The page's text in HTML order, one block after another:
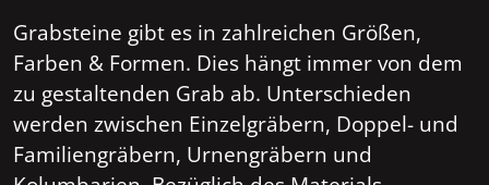
Grabsteine gibt es in zahlreichen Größen,
Farben & Formen. Dies hängt immer von dem
zu gestaltenden Grab ab. Unterschieden
werden zwischen Einzelgräbern, Doppel- und
Familiengräbern, Urnengräbern und